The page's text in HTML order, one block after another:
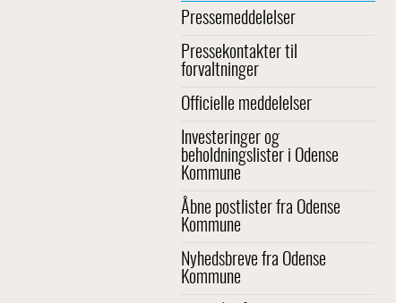
Pressemeddelelser
Pressekontakter til
forvaltninger
Officielle meddelelser
Investeringer og
beholdningslister i Odense
Kommune
Åbne postlister fra Odense
Kommune
Nyhedsbreve fra Odense
Kommune